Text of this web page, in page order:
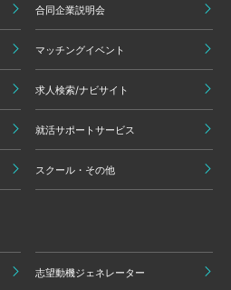
合同企業説明会
マッチングイベント
求人検索/ナビサイト
就活サポートサービス
スクール・その他
志望動機ジェネレーター